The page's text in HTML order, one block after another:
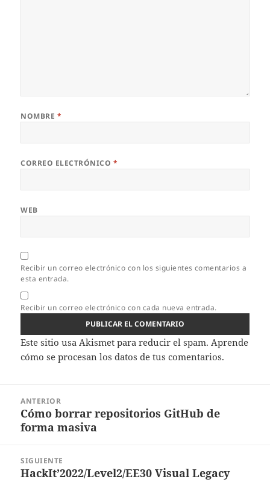
NOMBRE *
CORREO ELECTRÓNICO *
WEB
Recibir un correo electrónico con los siguientes comentarios a
esta entrada.
Recibir un correo electrónico con cada nueva entrada.
Este sitio usa Akismet para reducir el spam. Aprende
cómo se procesan los datos de tus comentarios.
entradas
ANTERIOR
Entrada
anterior:
Cómo borrar repositorios GitHub de
forma masiva
SIGUIENTE
Entrada
HackIt’2022/Level2/EE30 Visual Legacy